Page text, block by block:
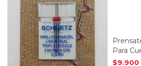
Para
Plasticos
$9.900